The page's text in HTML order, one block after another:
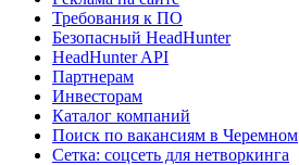
Требования к ПО
Безопасный HeadHunter
HeadHunter API
Партнерам
Инвесторам
Каталог компаний
Поиск по вакансиям в Черемном
Сетка: соцсеть для нетворкинга